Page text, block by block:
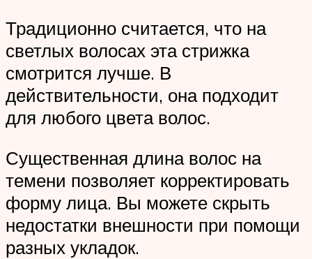
Традиционно считается, что на
светлых волосах эта стрижка
смотрится лучше. В
действительности, она подходит
для любого цвета волос.
Существенная длина волос на
темени позволяет корректировать
форму лица. Вы можете скрыть
недостатки внешности при помощи
разных укладок.